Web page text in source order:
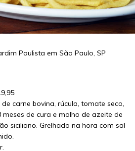
Paulista em São Paulo SP
carne bovina, rúcula, tomate seco,
de cura e molho de azeite de
siciliano. Grelhado na hora com sal